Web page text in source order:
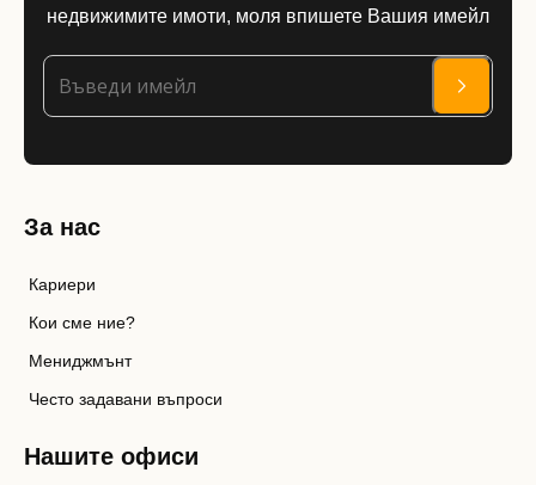
недвижимите имоти, моля впишете Вашия имейл
За нас
Кариери
Кои сме ние?
Мениджмънт
Често задавани въпроси
Нашите офиси